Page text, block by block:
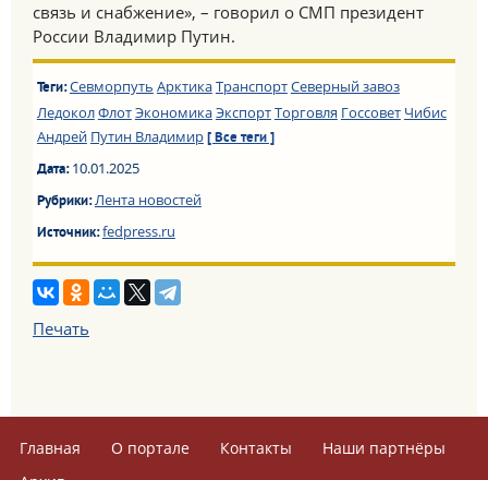
связь и снабжение», – говорил о СМП президент
России Владимир Путин.
Теги:Севморпуть АрктикаТранспортСеверный завоз
ЛедоколФлотЭкономикаЭкспортТорговля Госсовет Чибис
Андрей Путин Владимир [ Все теги ]
Дата:10.01.2025
Рубрики:Лента новостей
Источник:fedpress.ru
Печать
Главная О портале Контакты
Наши партнёры